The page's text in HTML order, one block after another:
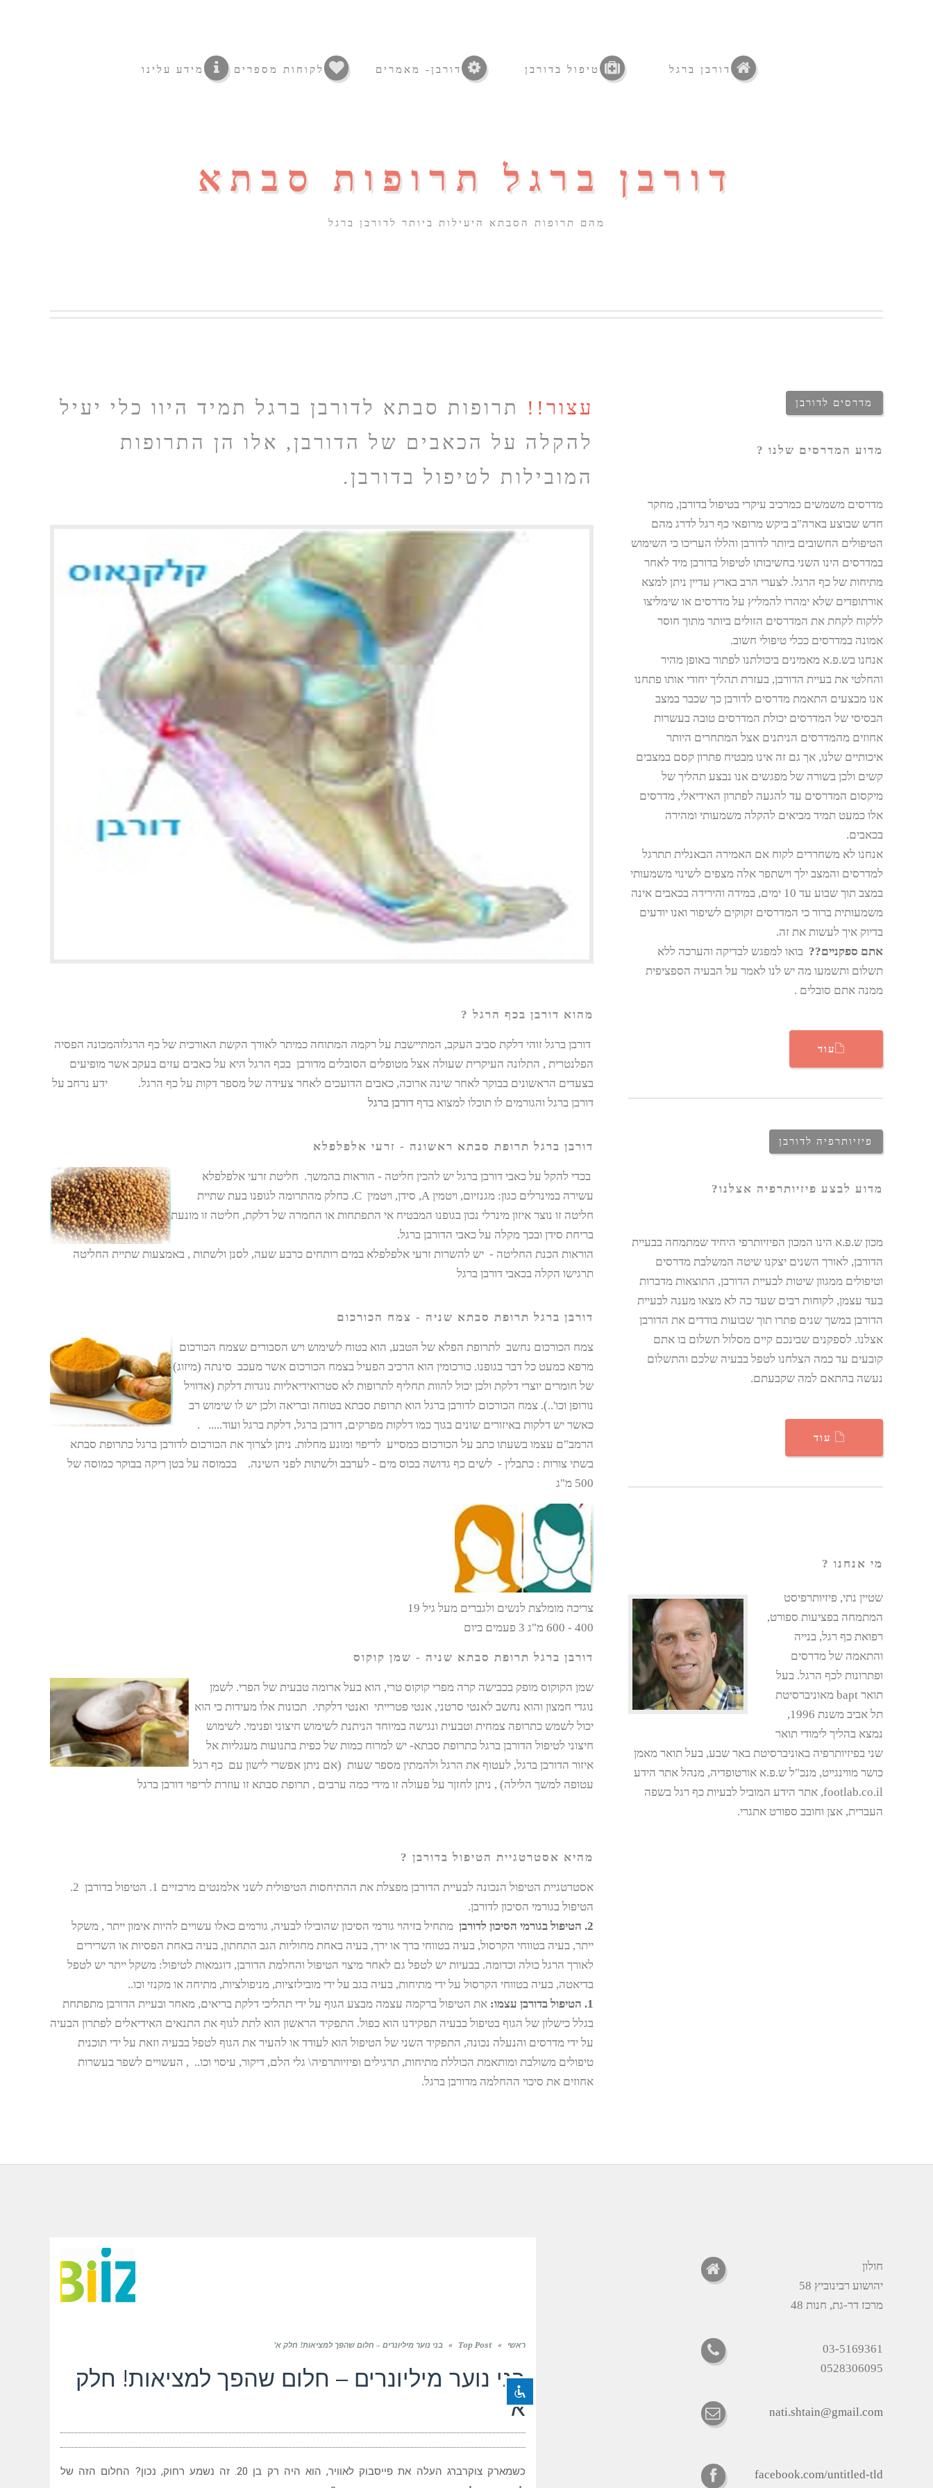
דורבן ברגל תרופות סבתא
מהם תרופות הסבתא היעילות ביותר לדורבן ברגל
דורבן ברגל טיפול בדורבן דורבן- מאמרים לקוחות מספרים מידע עלינו
עצור!!
תרופות סבתא לדורבן ברגל תמיד היוו כלי יעיל
להקלה על הכאבים של הדורבן, אלו הן התרופות
המובילות לטיפול בדורבן.
מהוא דורבן בכף הרגל ?
דורבן ברגל זוהי דלקת סביב העקב, המתיישבת על רקמה המתוחה כמיתר לאורך הקשת האורכית של כף הרגלוהמכונה הפסיה
הפלנטרית , התלונה העיקרית שעולה אצל מטופלים הסובלים מדורבן בכף הרגל היא על כאבים עזים בעקב אשר מופיעים
בצעדים הראשונים בבוקר לאחר שינה ארוכה, כאבים הדועכים לאחר צעידה של מספר דקות על כף הרגל. ידע נרחב על
דורבן ברגל והגורמים לו תוכלו למצוא בדף דורבן ברגל
דורבן ברגל תרופת סבתא ראשונה - זרעי אלפלפלא
בכדי להקל על כאבי דורבן ברגל יש להכין חליטה - הוראות בהמשך. חליטת זרעי אלפלפלא
עשירה במינרלים כגון: מגנזיום, ויטמין A, סידן, ויטמין C. כחלק מהתרומה לגופנו בעת שתיית
חליטה זו נוצר איזון מינרלי נכון בגופנו המבטיח אי התפתחות או החמרה של דלקת, חליטה זו מונעת
בריחת סידן ובכך מקלה על כאבי הדורבן ברגל.
הוראות הכנת החליטה - יש להשרות זרעי אלפלפלא במים רותחים כרבע שעה, לסנן ולשתות , באמצעות שתיית החליטה
תרגישו הקלה בכאבי דורבן ברגל
דורבן ברגל תרופת סבתא שניה - צמח הכורכום
צמח הכורכום נחשב לתרופת הפלא של הטבע, הוא בטוח לשימוש ויש הסבורים שצמח הכורכום
מרפא כמעט כל דבר בגופנו. כורכומין הוא הרכיב הפעיל בצמח הכורכום אשר מעכב סינתה (מיזוג)
של חומרים יוצרי דלקת ולכן יכול להוות תחליף לתרופות לא סטרואידיאליות נוגדות דלקת (אדוויל
נורופן וכו'..). צמח הכורכום לדורבן ברגל הוא תרופת סבתא בטוחה ובריאה ולכן יש לו שימוש רב
כאשר יש דלקות באיזורים שונים בגוך כמו דלקות מפרקים, דורבן ברגל, דלקת ברגל ועוד..... .
הרמב"ם עצמו בשעתו כתב על הכורכום כמסייע לריפוי ומונע מחלות. ניתן לצרוך את הכורכום לדורבן ברגל כתרופת סבתא
בשתי צורות : כתבלין - לשים כף גדושה בכוס מים - לערבב ולשתות לפני השינה. בכמוסה על בטן ריקה בבוקר כמוסה של
500 מ"ג
צריכה מומלצת לנשים ולגברים מעל גיל 19
400 - 600 מ"ג 3 פעמים ביום
דורבן ברגל תרופת סבתא שניה - שמן קוקוס
שמן הקוקוס מופק בכבישה קרה מפרי קוקוס טרי, הוא בעל ארומה טבעית של הפרי. לשמן
נוגדי חמצון והוא נחשב לאנטי סרטני, אנטי פטרייתי ואנטי דלקתי. תכונות אלו מעידות כי הוא
יכול לשמש כתרופה צמחית וטבעית ונגישה במיוחד הניתנת לשימוש חיצוני ופנימי. לשימוש
חיצוני לטיפול הדורבן ברגל כתרופת סבתא- יש למרוח כמות של כפית בתנועות מעגליות אל
איזור הדורבן ברגל, לעטוף את הרגל ולהמתין מספר שעות (אם ניתן אפשרי לישון עם כף רגל
עטופה למשך הלילה) , ניתן לחזןר על פעולה זו מידי כמה ערבים , תרופת סבתא זו עוזרת לריפוי דורבן ברגל
מהיא אסטרטגיית הטיפול בדורבן ?
אסטרטגיית הטיפול הנכונה לבעיית הדורבן מפצלת את ההתיחסות הטיפולית לשני אלמנטים מרכזיים 1. הטיפול בדורבן 2.
הטיפול בגורמי הסיכון לדורבן.
2. הטיפול בגורמי הסיכון לדורבן
מתחיל בזיהוי גורמי הסיכון שהובילו לבעיה, גורמים כאלו עשויים להיות אימון ייתר , משקל
ייתר, בעיה בטווחי הקרסול, בעיה בטווחי ברך או ירך, בעיה באחת מחוליות הגב התחתון, בעיה באחת הפסיות או השרירים
לאורך הרגל כולה וכדומה. בבעיות יש לטפל גם לאחר מיצוי הטיפול והחלמת הדורבן, דוגמאות לטיפול: משקל ייתר יש לטפל
בדיאטה, בעיה בטווחי הקרסול על ידי מתיחות, בעיה בגב על ידי מובילזציות, מניפולציות, מתיחה או מקנזי וכו..
1. הטיפול בדורבן עצמו:
את הטיפול ברקמה עצמה מבצע הגוף על ידי תהליכי דלקת בריאים, מאחר ובעיית הדורבן מתפתחת
בגלל כישלון של הגוף בטיפול בבעיה תפקידנו הוא כפול. התפקיד הראשון הוא לתת לגוף את התנאים האידיאלים לפתרון הבעיה
על ידי מדרסים והנעלה נכונה, התפקיד השני של הטיפול הוא לעודד או להעיר את הגוף לטפל בבעיה וזאת על ידי תוכנית
טיפולים משולבת ומותאמת הכוללת מתיחות, תרגילים ופיזיותרפיה\ גלי הלם, דיקור, עיסוי וכו.. , העשויים לשפר בעשרות
אחוזים את סיכוי ההחלמה מדורבן ברגל.
מדרסים לדורבן
מדוע המדרסים שלנו ?
מדרסים משמשים כמרכיב עיקרי בטיפול בדורבן, מחקר
חדש שבוצע בארה"ב ביקש מרופאי כף רגל לדרג מהם
הטיפולים החשובים ביותר לדורבן והללו העריכו כי השימוש
במדרסים הינו השני בחשיבותו לטיפול בדורבן מיד לאחר
מתיחות של כף הרגל. לצערי הרב בארץ עדיין ניתן למצא
אורתופדים שלא ימהרו להמליץ על מדרסים או שימליצו
ללקוח לקחת את המדרסים הזולים ביותר מתוך חוסר
אמונה במדרסים ככלי טיפולי חשוב.
אנחנו בש.פ.א מאמינים ביכולתנו לפתור באופן מהיר
והחלטי את בעיית הדורבן, בעזרת תהליך יחודי אותו פתחנו
אנו מבצעים התאמת מדרסים לדורבן כך שכבר במצב
הבסיסי של המדרסים יכולת המדרסים טובה בעשרות
אחוזים מהמדרסים הניתנים אצל המתחרים היותר
איכותיים שלנו, אך גם זה אינו מבטיח פתרון קסם במצבים
קשים ולכן בשורה של מפגשים אנו נבצע תהליך של
מיקסום המדרסים עד להגעה לפתרון האידיאלי, מדרסים
אלו כמעט תמיד מביאים להקלה משמעותי ומהירה
בכאבים.
אנחנו לא משחררים לקוח אם האמירה הבאנלית תתרגל
למדרסים והמצב ילך וישתפר אלה מצפים לשינוי משמעותי
במצב תוך שבוע עד 10 ימים, במידה והירידה בכאבים אינה
משמעותית ברור כי המדרסים זקוקים לשיפור ואנו יודעים
בדיוק איך לעשות את זה.
אתם ספקניים?? בואו למפגש לבדיקה והערכה ללא
תשלום ותשמעו מה יש לנו לאמר על הבעיה הספציפית
ממנה אתם סובלים .
עוד
פיזיותרפיה לדורבן
מדוע לבצע פיזיותרפיה אצלנו?
מכון ש.פ.א הינו המכון הפיזיותרפי היחיד שמתמחה בבעיית
הדורבן, לאורך השנים יצקנו שיטה המשלבת מדרסים
וטיפולים ממגוון שיטות לבעיית הדורבן, התוצאות מדברות
בעד עצמן, לקוחות רבים שעד כה לא מצאו מענה לבעיית
הדורבן במשך שנים פתרו תוך שבועות בודדים את הדורבן
אצלנו. לספקנים שבינכם קיים מסלול תשלום בו אתם
קובעים עד כמה הצלחנו לטפל בבעיה שלכם והתשלום
נעשה בהתאם למה שקבעתם.
עוד
מי אנחנו ?
שטיין נתי, פיזיותרפיסט
המתמחה בפציעות ספורט,
רפואת כף רגל, בנייה
והתאמה של מדרסים
ופתרונות לכף הרגל. בעל
תואר bapt מאוניברסיטת
תל אביב משנת 1996,
נמצא בהליך לימודי תואר
שני בפיזיותרפיה באוניברסיטת באר שבע, בעל תואר מאמן
כושר מווינגייט, מנכ"ל ש.פ.א אורטופדיה, מנהל אתר הידע
footlab.co.il, אתר הידע המוביל לבעיות כף רגל בשפה
העברית, אצן וחובב ספורט אתגרי.
חולון
יהושוע רבינוביץ 58
מרכז דר-גת, חנות 48
03-5169361
0528306095
nati.shtain@gmail.com
facebook.com/untitled-tld